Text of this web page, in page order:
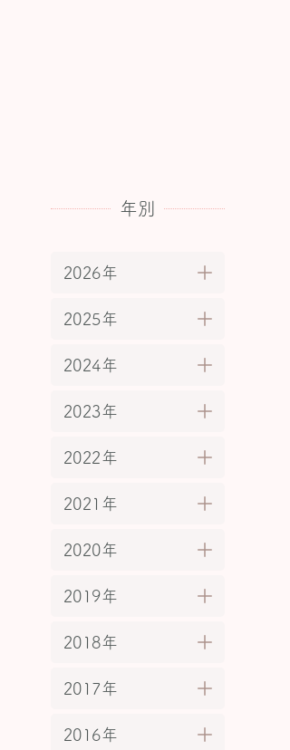
年別
2026年
2025年
2024年
2023年
2022年
2021年
2020年
2019年
2018年
2017年
2016年